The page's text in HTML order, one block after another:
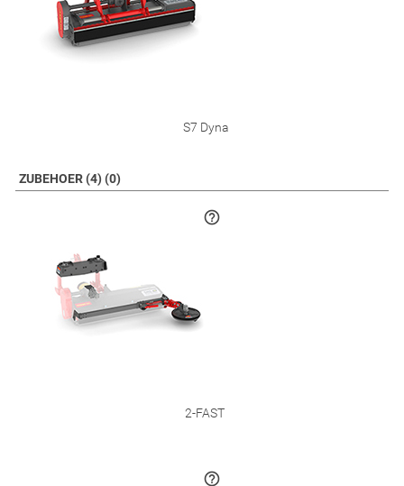
S7 Dyna
ZUBEHOER (4) (0)
2-FAST